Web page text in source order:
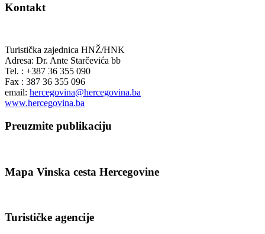
Kontakt
Turistička zajednica HNŽ/HNK
Adresa: Dr. Ante Starčevića bb
Tel. : +387 36 355 090
Fax : 387 36 355 096
email: hercegovina@hercegovina.ba
www.hercegovina.ba
Preuzmite publikaciju
Mapa Vinska cesta Hercegovine
Turističke agencije